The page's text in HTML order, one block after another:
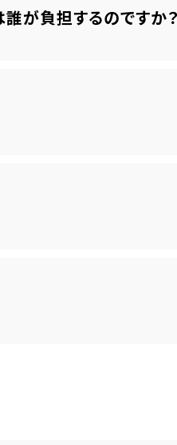
が負担するのですか